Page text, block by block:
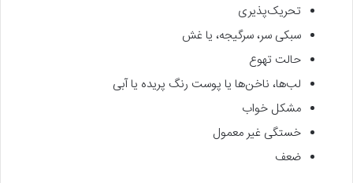
تحریک‌پذیری
سبکی سر، سرگیجه، یا غش
حالت تهوع
لب‌ها، ناخن‌ها یا پوست رنگ پریده یا آبی
مشکل خواب
خستگی غیر معمول
ضعف